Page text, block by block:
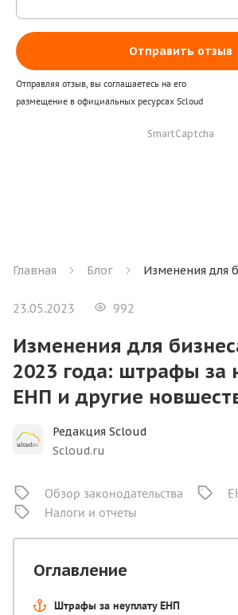
Отправить отзыв
Отправляя отзыв, вы соглашаетесь на его
размещение в официальных ресурсах Scloud
SmartCaptcha
Главная Блог Изменения для
23.05.2023 992
Изменения для
2023 года: штрафы за
ЕНП и другие
Редакция Scloud
Scloud.ru
Обзор законодательства
Налоги и отчеты
Оглавление
Штрафы за неуплату ЕНП